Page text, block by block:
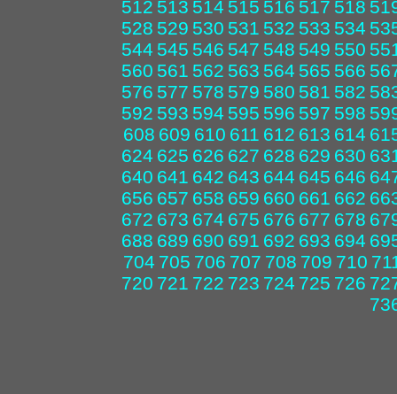
512 513 514 515 516 517 518
528 529 530 531 532 533 534
544 545 546 547 548 549 550
560 561 562 563 564 565 566
576 577 578 579 580 581 582
592 593 594 595 596 597 598
608 609 610 611 612 613 614
624 625 626 627 628 629 630
640 641 642 643 644 645 646
656 657 658 659 660 661 662
672 673 674 675 676 677 678
688 689 690 691 692 693 694
704 705 706 707 708 709 710
720 721 722 723 724 725 726